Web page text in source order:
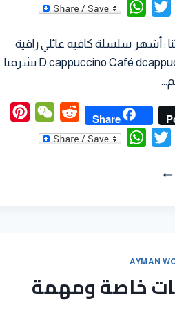
LinkedIn
Twitter
WhatsApp
: أشهر سلسلة كافيه عائلي راقية
D.cappuccino Café dcappuccino.com يشرفنا
Share
Reddit
WeChat
LinkedIn
Twitter
WhatsApp
خاصة ومهمة